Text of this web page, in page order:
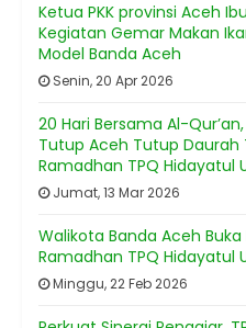
Ketua PKK provinsi Aceh
Kegiatan Gemar Makan
Model Banda Aceh
Senin, 20 Apr 2026
20 Hari Bersama Al-
Tutup Aceh Tutup Daurah
Ramadhan TPQ Hidayatul
Jumat, 13 Mar 2026
Walikota Banda Aceh
Ramadhan TPQ Hidayatul
Minggu, 22 Feb 2026